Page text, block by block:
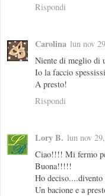
Rispondi
Carolina lun nov
Niente di meglio di
Io la faccio
A presto!
Rispondi
Lory B. lun nov
Ciao!!!! Mi fermo
Buona!!!!!
Ho
Un bacione e a